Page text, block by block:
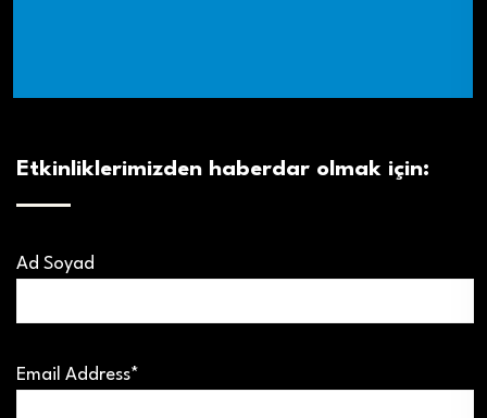
Etkinliklerimizden haberdar olmak için:
Ad Soyad
Email Address*